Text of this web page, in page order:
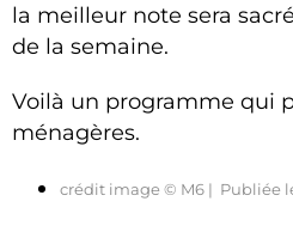
la meilleur note sera
de la semaine.
Voilà un programme qui
ménagères.
crédit image © M6 | Publiée le